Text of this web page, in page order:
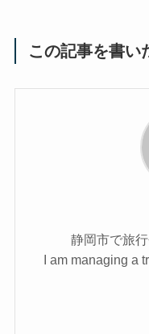
この記事を書い
静岡市で旅
I am managing a